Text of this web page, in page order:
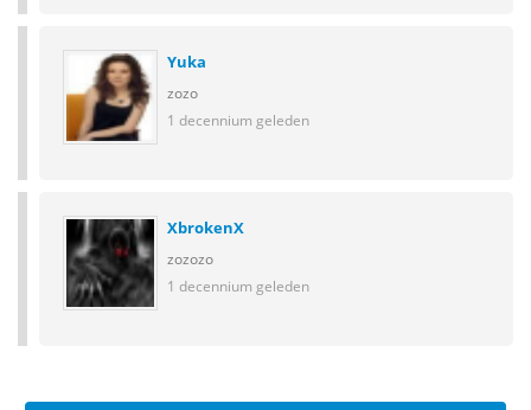
Yuka
zozo
1 decennium geleden
XbrokenX
zozozo
1 decennium geleden